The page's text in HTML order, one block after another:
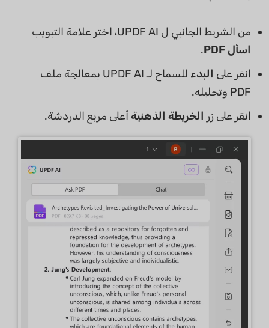
من الشريط الجانبي ل UPDF AI، اختر علامة التبويب
اسأل PDF
.
انقر على البدء
للسماح لـ UPDF AI بمعالجة ملف
PDF وتحليله.
انقر على زر الخريطة الذهنيةأعلى مربع الدردشة.